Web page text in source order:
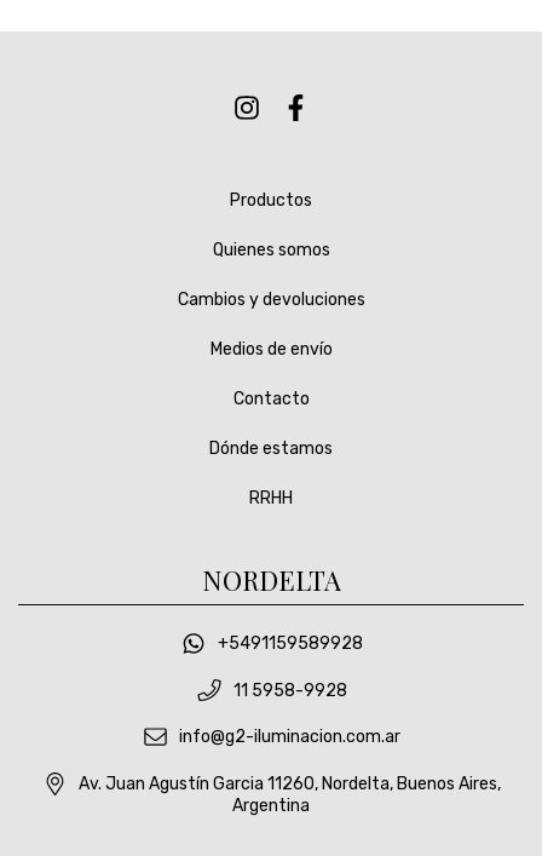
Productos
Quienes somos
Cambios y devoluciones
Medios de envío
Contacto
Dónde estamos
RRHH
NORDELTA
+5491159589928
11 5958-9928
info@g2-iluminacion.com.ar
Av. Juan Agustín Garcia 11260, Nordelta, Buenos Aires,
Argentina